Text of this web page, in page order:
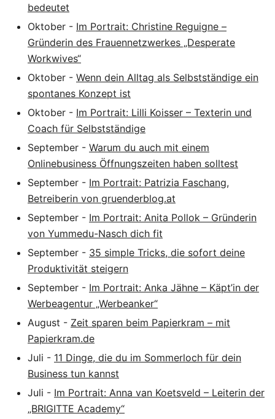
bedeutet
Oktober - Im Portrait: Christine Reguigne –
Gründerin des Frauennetzwerkes „Desperate
Workwives“
Oktober - Wenn dein Alltag als Selbstständige ein
spontanes Konzept ist
Oktober - Im Portrait: Lilli Koisser – Texterin und
Coach für Selbstständige
September - Warum du auch mit einem
Onlinebusiness Öffnungszeiten haben solltest
September - Im Portrait: Patrizia Faschang,
Betreiberin von gruenderblog.at
September - Im Portrait: Anita Pollok – Gründerin
von Yummedu-Nasch dich fit
September - 35 simple Tricks, die sofort deine
Produktivität steigern
September - Im Portrait: Anka Jähne – Käpt’in der
Werbeagentur „Werbeanker“
August - Zeit sparen beim Papierkram – mit
Papierkram.de
Juli - 11 Dinge, die du im Sommerloch für dein
Business tun kannst
Juli - Im Portrait: Anna van Koetsveld – Leiterin der
„BRIGITTE Academy“